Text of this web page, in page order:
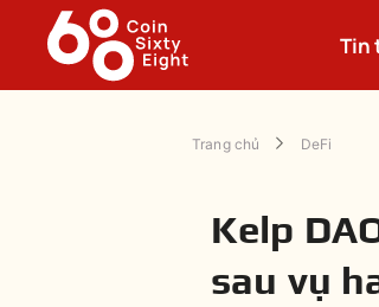
Tin
Trang chủ DeFi
Kelp
sau vụ